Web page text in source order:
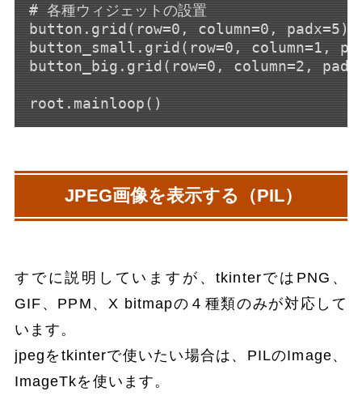
# 各種ウィジェットの設置
button.grid(row=0, column=0, padx=5)
button_small.grid(row=0, column=1,
button_big.grid(row=0, column=2,
JPEG画像を表示する（PIL）
すでに説明していますが、tkinterではPNG、
GIF、PPM、X bitmapの４種類のみが対応して
います。
jpegをtkinterで使いたい場合は、PILのImage、
ImageTkを使います。